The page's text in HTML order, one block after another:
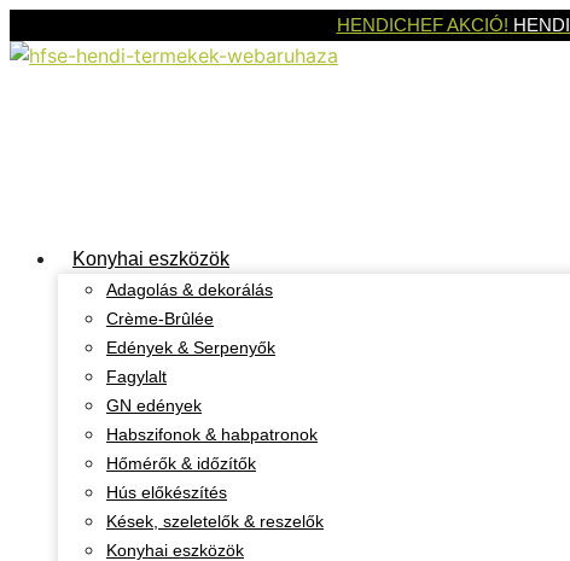
a
HENDICHEF AKCIÓ! HENDI
Konyhai eszközök
Adagolás & dekorálás
Crème-Brûlée
Edények & Serpenyők
Fagylalt
GN edények
Habszifonok & habpatronok
Hőmérők & időzítők
Hús előkészítés
Kések, szeletelők & reszelők
Konyhai eszközök